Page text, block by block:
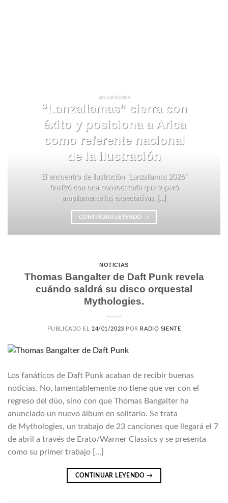
SIN CATEGORIA
“Lanzallamas” cierra con
éxito y posiciona a Arica
como referente nacional
de la ilustración
El encuentro de ilustración “Lanzallamas 2026”
finalizó con una convocatoria que superó
ampliamente las expectativas, [...]
CONTINUAR LEYENDO →
NOTICIAS
Thomas Bangalter de Daft Punk revela
cuándo saldrá su disco orquestal
Mythologies.
PUBLICADO EL24/01/2023 POR RADIO SIENTE
Los fanáticos de Daft Punk acaban de recibir buenas
noticias. No, lamentablemente no tiene que ver con el
regreso del dúo, sino con que Thomas Bangalter ha
anunciado un nuevo álbum en solitario. Se trata
de Mythologies, un trabajo de 23 canciones que llegará el 7
de abril a través de Erato/Warner Classics y se presenta
como su primer trabajo […]
CONTINUAR LEYENDO→